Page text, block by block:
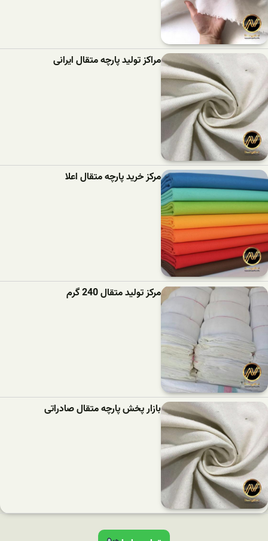
مراکز تولید پارچه متقال ایرانی
مرکز خرید پارچه متقال اعلا
مرکز تولید متقال 240 گرم
بازار پخش پارچه متقال صادراتی